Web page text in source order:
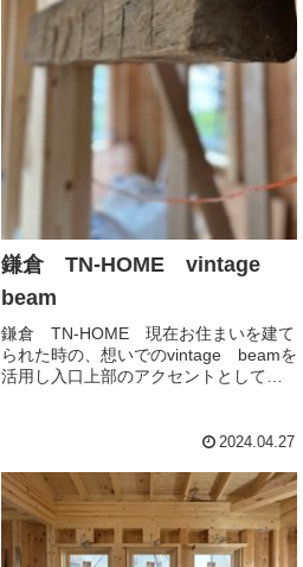
鎌倉 TN-HOME vintage
beam
鎌倉 TN-HOME 現在お住まいを建て
られた時の、想いでのvintage beamを
活用し入口上部のアクセントとして設
イクすると、この様な模様が出来ま
2024.04.27